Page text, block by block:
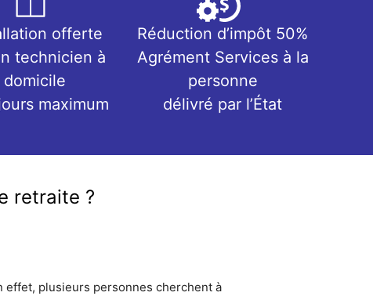
offerte
technicien à
domicile
maximum
Réduction d’impôt 50%
Agrément Services à la
personne
délivré par l’État
retraite ?
effet, plusieurs personnes cherchent à